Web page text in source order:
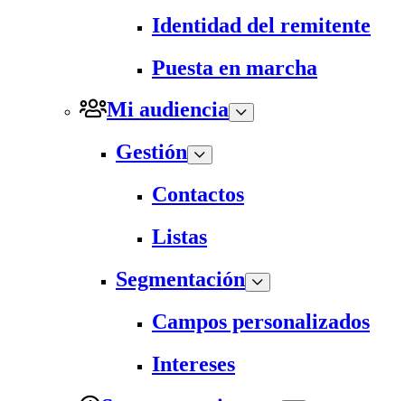
Identidad del remitente
Puesta en marcha
Mi audiencia
Gestión
Contactos
Listas
Segmentación
Campos personalizados
Intereses